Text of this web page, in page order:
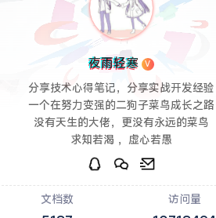
夜雨轻寒 V
分享技术心得笔记，分享实战开发经验
一个在努力变强的二狗子菜鸟成长之路
没有天生的大佬，更没有永远的菜鸟
求知若渴 ，虚心若愚
文档数 访问量